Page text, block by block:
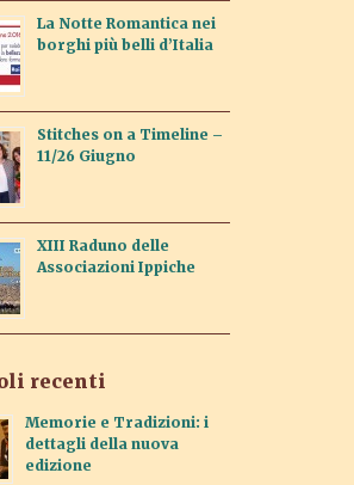
La Notte Romantica nei
borghi più belli d’Italia
Stitches on a Timeline –
11/26 Giugno
XIII Raduno delle
Associazioni Ippiche
recenti
Memorie e Tradizioni: i
dettagli della nuova
edizione